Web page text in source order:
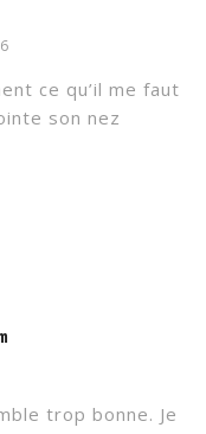
ce qu’il me faut
son nez
trop bonne. Je